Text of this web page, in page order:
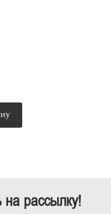
рассылку!